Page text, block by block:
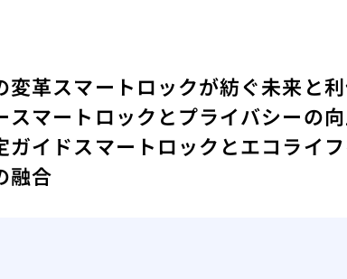
変革スマートロックが紡ぐ未来と
スマートロックとプライバシーの
ガイドスマートロックとエコライ
融合